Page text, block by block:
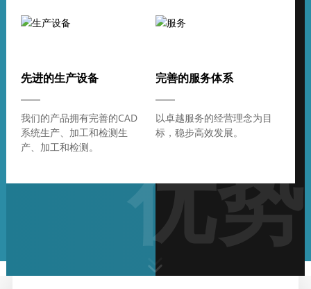
先进的生产设备
我们的产品拥有完善的CAD
系统生产、加工和检测生
产、加工和检测。
完善的服务体系
以卓越服务的经营理念为目
标，稳步高效发展。
优势